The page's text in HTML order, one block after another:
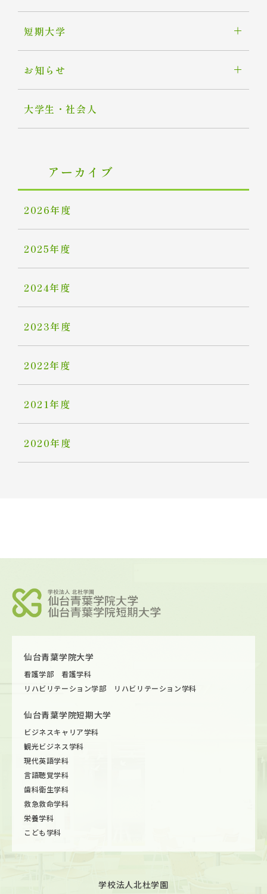
短期大学
お知らせ
大学生・社会人
アーカイブ
2026年度
2025年度
2024年度
2023年度
2022年度
2021年度
2020年度
仙台青葉学院大学
看護学部 看護学科
リハビリテーション学部 リハビリテーション学科
仙台青葉学院短期大学
ビジネスキャリア学科
観光ビジネス学科
現代英語学科
言語聴覚学科
歯科衛生学科
救急救命学科
栄養学科
こども学科
学校法人北杜学園